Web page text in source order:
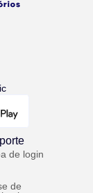
de login
de